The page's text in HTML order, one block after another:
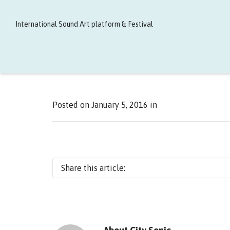
International Sound Art platform & Festival
Posted on January 5, 2016 in
Share this article: